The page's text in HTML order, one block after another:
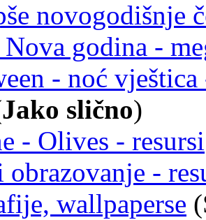
novogodišnje
godina -
- noć
Jako slično)
- Olives - resursi
obrazovanje -
wallpaperse